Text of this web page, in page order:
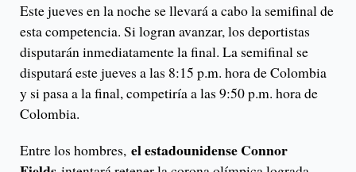
Este jueves en la noche se llevará a cabo la semifinal de
esta competencia. Si logran avanzar, los deportistas
disputarán inmediatamente la final. La semifinal se
disputará este jueves a las 8:15 p.m. hora de Colombia
y si pasa a la final, competiría a las 9:50 p.m. hora de
Colombia.
Entre los hombres, el estadounidense Connor